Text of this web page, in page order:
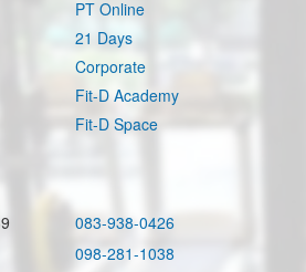
PT Online
21 Days
Corporate
Fit-D Academy
Fit-D Space
083-938-0426
098-281-1038